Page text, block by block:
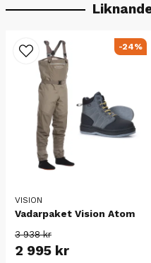
VISION
Vadarpaket Vision Atom
3 938 kr
2 995 kr
-24%